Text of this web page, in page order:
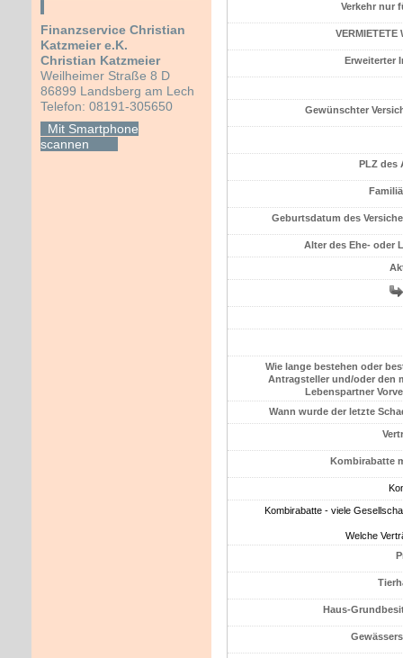
Finanzservice Christian
Katzmeier e.K.
Christian Katzmeier
Weilheimer Straße 8 D
86899 Landsberg am Lech
Telefon: 08191-305650
Mit Smartphone
scannen
Verkehr nur
Erweiterter
Gewünschter
PLZ des
Geburts­datum des
Alter des Ehe- oder
Wie lange bestehen oder
Antragsteller und/oder den
Lebenspartner
Wann wurde der letzte
Kombirabatte
Kombirabatte - viele
Welche
Haus-